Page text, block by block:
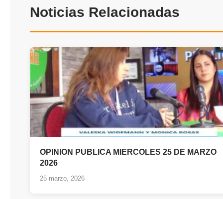
Noticias Relacionadas
OPINION PUBLICA MIERCOLES 25 DE MARZO
2026
25 marzo, 2026